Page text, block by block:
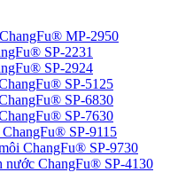
MP-2950
SP-2231
SP-2924
SP-5125
SP-6830
SP-7630
SP-9115
ChangFu® SP-9730
nước ChangFu® SP-4130